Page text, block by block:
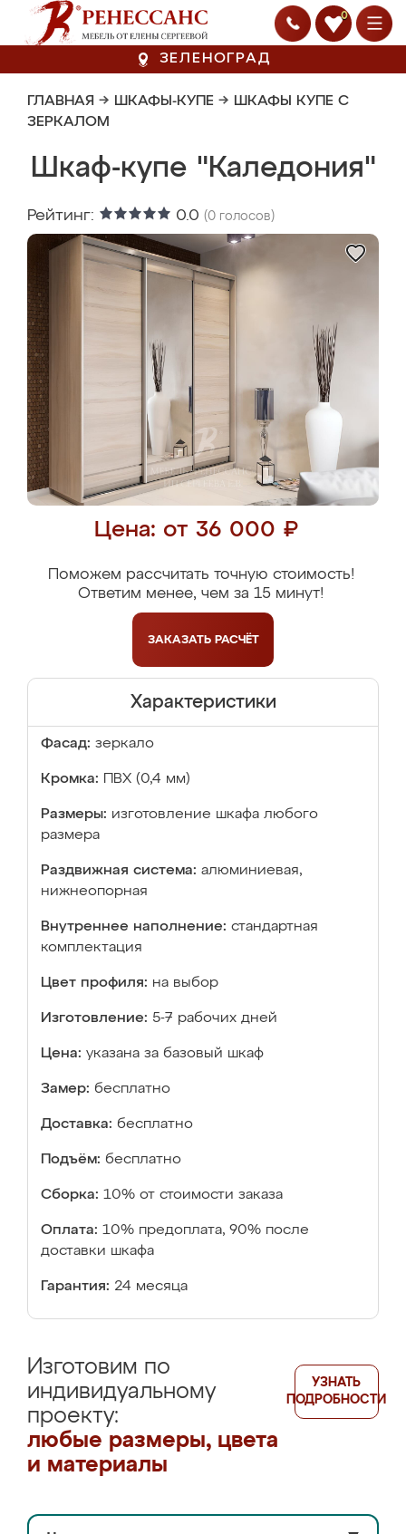
0
ЗЕЛЕНОГРАД
ГЛАВНАЯ → ШКАФЫ-КУПЕ → ШКАФЫ КУПЕ С
ЗЕРКАЛОМ
Шкаф-купе "Каледония"
Рейтинг: 0.0 (0 голосов)
Цена: от 36 000 ₽
Поможем рассчитать точную стоимость!
Ответим менее, чем за 15 минут!
ЗАКАЗАТЬ РАСЧЁТ
Характеристики
Фасад: зеркало
Кромка: ПВХ (0,4 мм)
Размеры: изготовление шкафа любого
размера
Раздвижная система: алюминиевая,
нижнеопорная
Внутреннее наполнение: стандартная
комплектация
Цвет профиля: на выбор
Изготовление: 5-7 рабочих дней
Цена: указана за базовый шкаф
Замер: бесплатно
Доставка: бесплатно
Подъём: бесплатно
Сборка: 10% от стоимости заказа
Оплата: 10% предоплата, 90% после
доставки шкафа
Гарантия: 24 месяца
Изготовим по
индивидуальному
проекту:
любые размеры, цвета
и материалы
УЗНАТЬ
ПОДРОБНОСТИ